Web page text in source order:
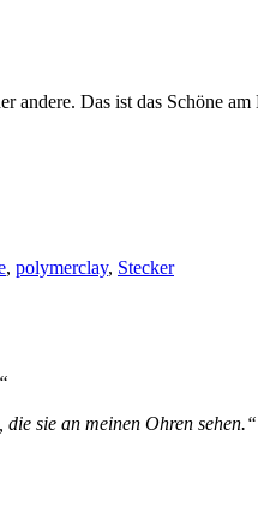
Das ist das Schöne
, polymerclay, Stecker
sie an meinen Ohren sehen.“